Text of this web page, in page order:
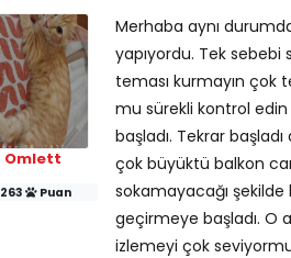
Omlett
Puan
Merhaba aynı
yapıyordu. Tek sebebi
teması kurmayın çok
mu sürekli kontrol
başladı. Tekrar
çok büyüktü balkon
sokamayacağı şekilde
geçirmeye başladı. O
izlemeyi çok